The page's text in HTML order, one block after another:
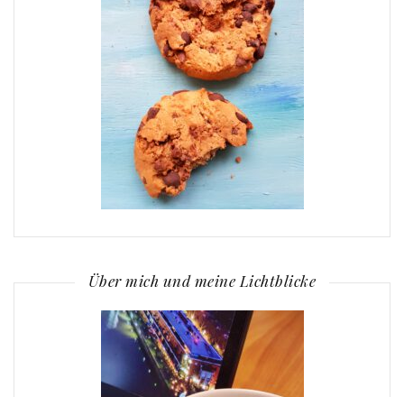
Über mich und meine Lichtblicke